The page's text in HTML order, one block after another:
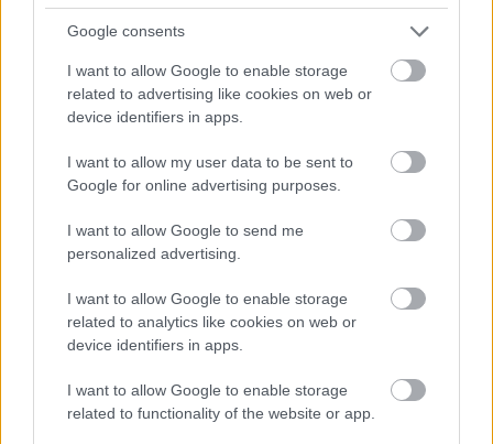
Google consents
I want to allow Google to enable storage
related to advertising like cookies on web or
device identifiers in apps.
I want to allow my user data to be sent to
Google for online advertising purposes.
I want to allow Google to send me
personalized advertising.
I want to allow Google to enable storage
related to analytics like cookies on web or
device identifiers in apps.
I want to allow Google to enable storage
related to functionality of the website or app.
Támogatás
a ManUtdFanatics.hu működését!
Kapcsolódó hírek
PLETYKÁK, ÁTIGAZOLÁSOK